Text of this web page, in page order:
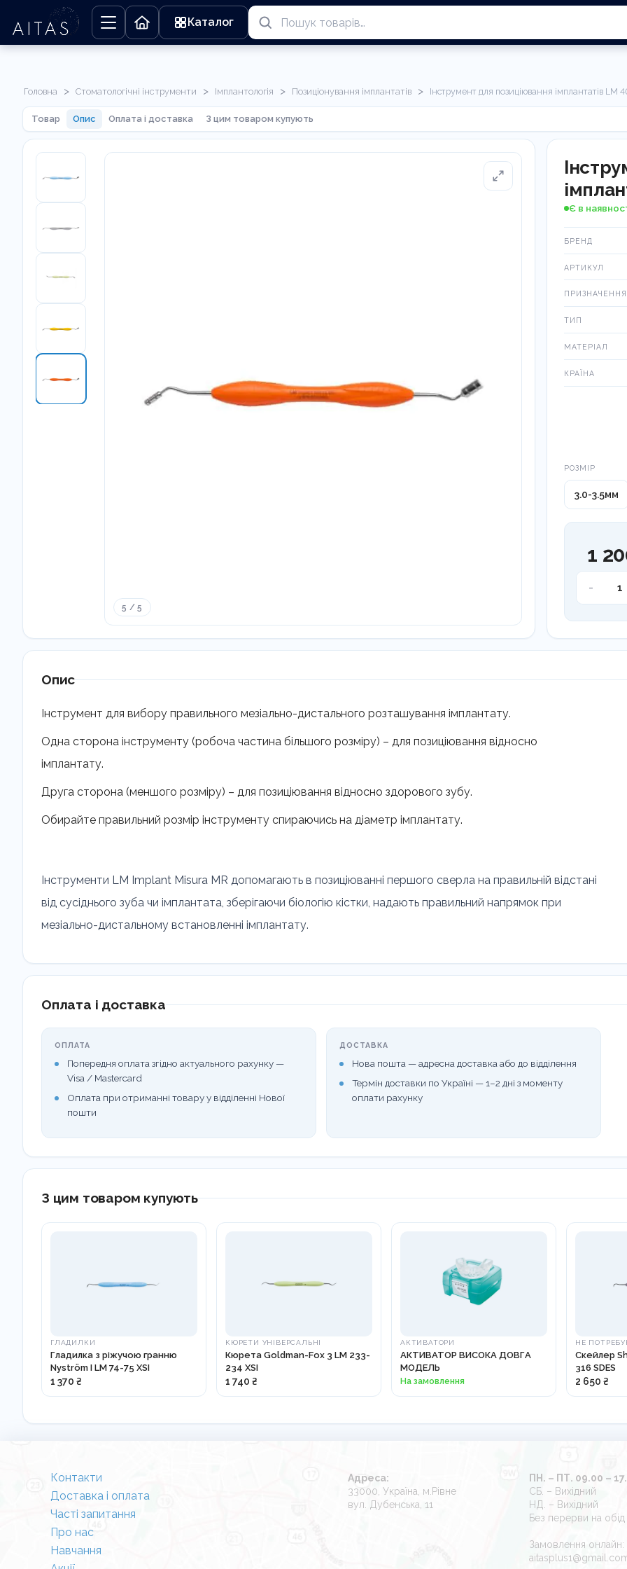
Каталог
Головна > Стоматологічні інструменти > Імплантологія > Позиціонування імплантатів > Інструмент для позиціювання імплантатів LM
Товар Опис Оплата і доставка З цим товаром купують
5 / 5
Є в
БРЕНД
АРТИКУЛ
ПРИЗНАЧЕННЯ
ТИП
МАТЕРІАЛ
КРАЇНА
РОЗМІР
3.0-3.5мм
1
-
409
Опис
Інструмент для вибору правильного мезіально-дистального розташування імплантату.
Одна сторона інструменту (робоча частина більшого розміру) – для позиціювання відносно
імплантату.
Друга сторона (меншого розміру) – для позиціювання відносно здорового зубу.
Обирайте правильний розмір інструменту спираючись на діаметр імплантату.
Інструменти LM Implant Misura MR допомагають в позиціюванні першого сверла на правильній відстані
від сусіднього зуба чи імплантата, зберігаючи біологію кістки, надають правильний напрямок при
мезіально-дистальному встановленні імплантату.
Оплата і доставка
ОПЛАТА
Попередня оплата згідно актуального рахунку —
Visa / Mastercard
Оплата при отриманні товару у відділенні Нової
пошти
ДОСТАВКА
Нова пошта — адресна доставка або до відділення
Термін доставки по Україні — 1–2 дні з моменту
оплати рахунку
З цим товаром купують
ГЛАДИЛКИ
Гладилка з ріжучою гранню
Nyström I LM 74-75 XSI
1 370 ₴
КЮРЕТИ УНІВЕРСАЛЬНІ
Кюрета Goldman-Fox 3 LM 233-
234 XSI
1 740 ₴
АКТИВАТОРИ
АКТИВАТОР ВИСОКА ДОВГА
МОДЕЛЬ
На замовлення
НЕ
Скейлер
316 SDES
2 650 ₴
Контакти
Доставка і оплата
Часті запитання
Про нас
Навчання
Адреса:
33000, Україна, м.Рівне
вул. Дубенська, 11
ПН. – ПТ. 09.00 –
СБ. – Вихідний
НД. – Вихідний
Без перерви на обід
Замовлення онлайн: